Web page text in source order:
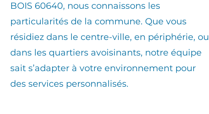
BOIS 60640, nous connaissons les
particularités de la commune. Que vous
résidiez dans le centre-ville, en périphérie, ou
dans les quartiers avoisinants, notre équipe
sait s’adapter à votre environnement pour
des services personnalisés.